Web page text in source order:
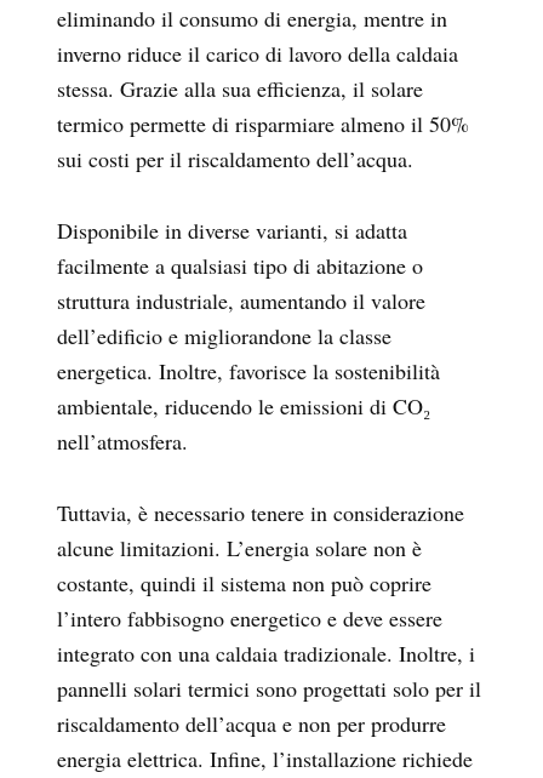
eliminando il consumo di energia, mentre in
inverno riduce il carico di lavoro della caldaia
stessa. Grazie alla sua efficienza, il solare
termico permette di risparmiare almeno il 50%
sui costi per il riscaldamento dell’acqua.
Disponibile in diverse varianti, si adatta
facilmente a qualsiasi tipo di abitazione o
struttura industriale, aumentando il valore
dell’edificio e migliorandone la classe
energetica. Inoltre, favorisce la sostenibilità
ambientale, riducendo le emissioni di CO₂
nell’atmosfera.
Tuttavia, è necessario tenere in considerazione
alcune limitazioni. L’energia solare non è
costante, quindi il sistema non può coprire
l’intero fabbisogno energetico e deve essere
integrato con una caldaia tradizionale. Inoltre, i
pannelli solari termici sono progettati solo per il
riscaldamento dell’acqua e non per produrre
energia elettrica. Infine, l’installazione richiede